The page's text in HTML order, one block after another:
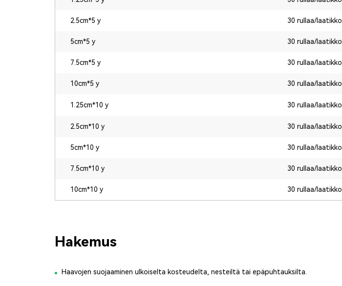
2.5cm*5 y 30 rullaa/laatikko
5cm*5 y 30 rullaa/laatikko
7.5cm*5 y 30 rullaa/laatikko
10cm*5 y 30 rullaa/laatikko
1.25cm*10 y 30 rullaa/laatikko
2.5cm*10 y 30 rullaa/laatikko
5cm*10 y 30 rullaa/laatikko
7.5cm*10 y 30 rullaa/laatikko
10cm*10 y 30 rullaa/laatikko
Hakemus
Haavojen suojaaminen ulkoiselta kosteudelta, nesteiltä tai epäpuhtauksilta.